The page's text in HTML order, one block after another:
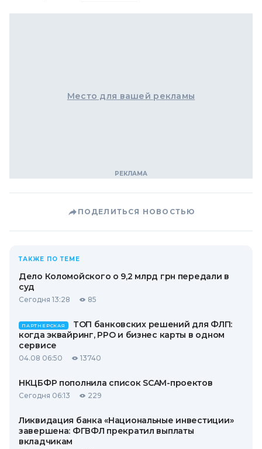
Место для вашей рекламы
ПОДЕЛИТЬСЯ НОВОСТЬЮ
ТАКЖЕ ПО ТЕМЕ
Дело Коломойского о 9,2 млрд грн передали в
суд
Сегодня 13:28 85
ПАРТНЕРСКАЯ
ТОП банковских решений для ФЛП:
когда эквайринг, РРО и бизнес карты в одном
сервисе
04.08 06:50 13740
НКЦБФР пополнила список SCAM-проектов
Сегодня 06:13 229
Ликвидация банка «Национальные инвестиции»
завершена: ФГВФЛ прекратил выплаты
вкладчикам